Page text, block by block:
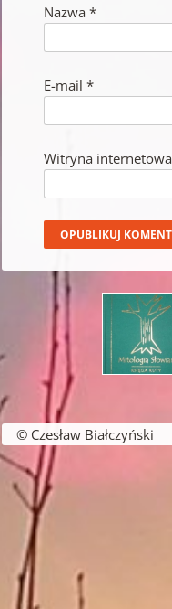
Nazwa*
E-mail*
Witryna internetowa
© Czesław Białczyński